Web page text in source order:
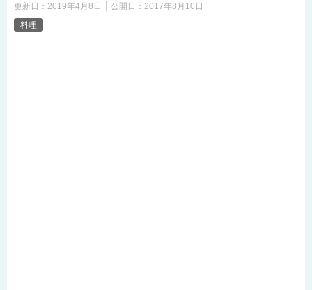
更新日： 2019年4月8日 公開日： 2017年8月10日
料理